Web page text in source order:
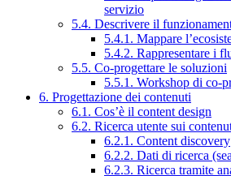
servizio
5.4. Descrivere il
5.4.1. Mappare
5.4.2. Rappresentare i
5.5. Co-progettare le soluzioni
5.5.1. Workshop di co-
6. Progettazione dei contenuti
6.1. Cos’è il content design
6.2. Ricerca utente sui
6.2.1. Content discovery
6.2.2. Dati di ricerca
6.2.3. Ricerca tramite